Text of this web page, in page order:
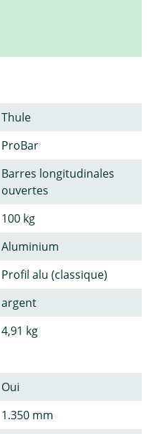
Thule
ProBar
Barres longitudinales
ouvertes
100 kg
Aluminium
Profil alu (classique)
argent
4,91 kg
Oui
1.350 mm